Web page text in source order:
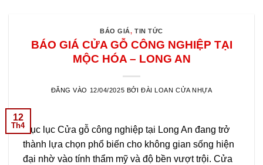
BÁO GIÁ,TIN TỨC
BÁO GIÁ CỬA GỖ CÔNG NGHIỆP TẠI
MỘC HÓA – LONG AN
ĐĂNG VÀO 12/04/2025 BỞI ĐÀI LOAN CỬA NHỰA
12
Th4Mục lục Cửa gỗ công nghiệp tại Long An đang trở
thành lựa chọn phổ biến cho không gian sống hiện
đại nhờ vào tính thẩm mỹ và độ bền vượt trội. Cửa